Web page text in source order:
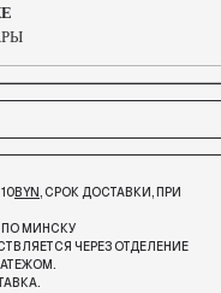
BYN, СРОК ДОСТАВКИ, ПРИ
ПО МИНСКУ
ЧЕРЕЗ ОТДЕЛЕНИЕ